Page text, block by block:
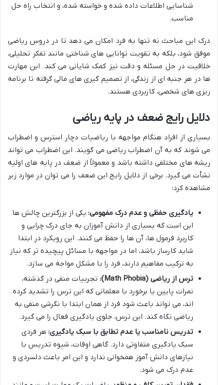
شناسایی اطلاعات داده شده و خواسته شده، و انتخاب راه حل
مناسب.
درک این مباحث نه تنها به فرد امکان می دهد تا در دروس ریاضی
موفق شود، بلکه به تقویت توانایی های شناختی مانند تفکر تحلیلی،
خلاقیت در حل مسئله و دقت نیز کمک شایانی می کند. این مهارت
ها در هر جنبه ای از زندگی، از تصمیم گیری های مالی گرفته تا برنامه
ریزی های شخصی، کاربردی هستند.
دلایل رایج ضعف در پایه ریاضی
بسیاری از افراد هنگام مواجهه با ریاضیات دچار استرس و اضطراب
می شوند که به آن اضطراب ریاضی می گویند. این اضطراب می تواند
ریشه های مختلفی داشته باشد و معمولاً از ضعف در پایه های اولیه
نشأت می گیرد. برخی از دلایل رایج این ضعف را می توان در موارد زیر
مشاهده کرد:
یادگیری حفظی و عدم درک مفهومی: یکی از بزرگترین چالش ها
این است که بسیاری از دانش آموزان به جای درک چرایی و
کاربرد فرمول ها، آن ها را حفظ می کنند. این رویکرد در ابتدا
شاید کارساز باشد، اما در مواجهه با مسائل پیچیده تر که نیاز
به ترکیب مفاهیم دارند، فرد را با مشکل مواجه می سازد.
ترس از ریاضی (Math Phobia):
تجربیات منفی در گذشته،
نمرات پایین یا برخورد با معلمانی که این ترس را تشدید کرده
اند، می تواند باعث شود فرد از همان ابتدا با نگرشی منفی به
ریاضی نگاه کند. این ترس، جلوی یادگیری فعال را می گیرد.
تدریس نامناسب یا عدم تطابق با سبک یادگیری: هر فردی
سبک یادگیری متفاوتی دارد. گاهی اوقات، شیوه تدریس با
نیازهای دانش آموز همخوانی ندارد و این امر باعث دلسردی و
عدم درک می شود.